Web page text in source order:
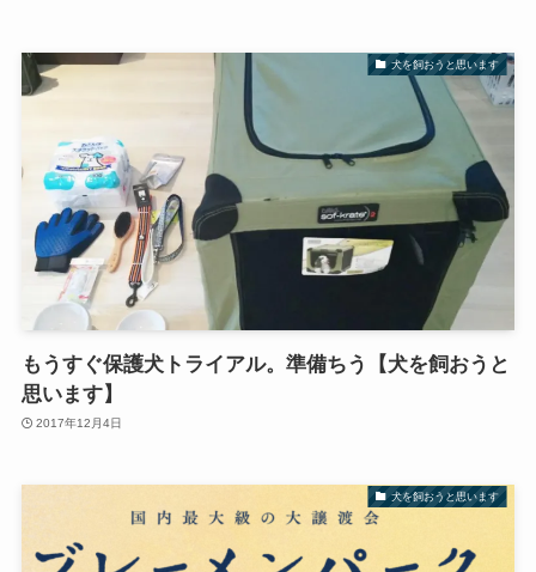
犬を飼おうと思います
もうすぐ保護犬トライアル。準備ちう【犬を飼おうと
思います】
2017年12月4日
犬を飼おうと思います